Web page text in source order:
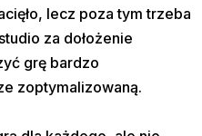
lecz poza tym trzeba
za dołożenie
grę bardzo
zoptymalizowaną.